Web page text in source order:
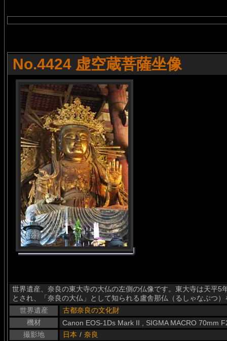
No.4424 虚空蔵菩薩坐像
世界遺産、奈良の東大寺の大仏の左側の仏像です。東大寺は天平
とされ、「奈良の大仏」として知られる盧舎那仏（るしゃなぶつ
世界遺産
古都奈良の文化財
機材
Canon EOS-1Ds Mark II , SIGMA MACRO 70mm
撮影地
日本 / 奈良